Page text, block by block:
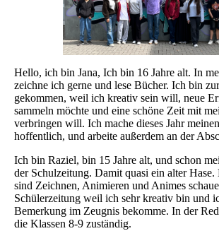
Hello, ich bin Jana, Ich bin 16 Jahre alt. In
zeichne ich gerne und lese Bücher. Ich bin
gekommen, weil ich kreativ sein will, neue
sammeln möchte und eine schöne Zeit mit
verbringen will. Ich mache dieses Jahr
hoffentlich, und arbeite außerdem an der
Ich bin Raziel, bin 15 Jahre alt, und schon
der Schulzeitung. Damit quasi ein alter
sind Zeichnen, Animieren und Animes
Schülerzeitung weil ich sehr kreativ bin und
Bemerkung im Zeugnis bekomme. In der
die Klassen 8-9 zuständig.